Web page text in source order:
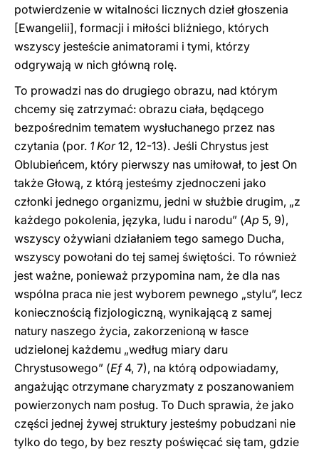
potwierdzenie w witalności licznych dzieł głoszenia
[Ewangelii], formacji i miłości bliźniego, których
wszyscy jesteście animatorami i tymi, którzy
odgrywają w nich główną rolę.
To prowadzi nas do drugiego obrazu, nad którym
chcemy się zatrzymać: obrazu ciała, będącego
bezpośrednim tematem wysłuchanego przez nas
czytania (por. 1 Kor12, 12-13). Jeśli Chrystus jest
Oblubieńcem, który pierwszy nas umiłował, to jest On
także Głową, z którą jesteśmy zjednoczeni jako
członki jednego organizmu, jedni w służbie drugim, „z
każdego pokolenia, języka, ludu i narodu” (Ap 5, 9),
wszyscy ożywiani działaniem tego samego Ducha,
wszyscy powołani do tej samej świętości. To również
jest ważne, ponieważ przypomina nam, że dla nas
wspólna praca nie jest wyborem pewnego „stylu”, lecz
koniecznością fizjologiczną, wynikającą z samej
natury naszego życia, zakorzenioną w łasce
udzielonej każdemu „według miary daru
Chrystusowego” (Ef4, 7), na którą odpowiadamy,
angażując otrzymane charyzmaty z poszanowaniem
powierzonych nam posług. To Duch sprawia, że jako
części jednej żywej struktury jesteśmy pobudzani nie
tylko do tego, by bez reszty poświęcać się tam, gdzie